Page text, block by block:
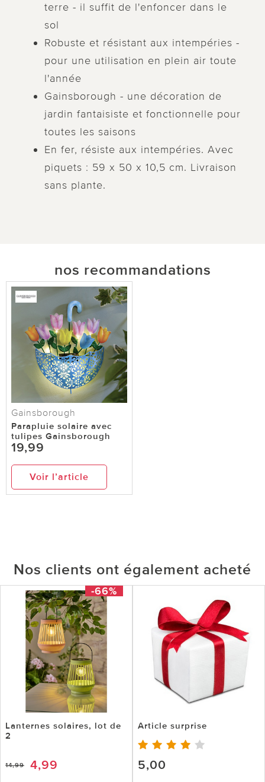
terre - il suffit de l'enfoncer dans le
sol
Robuste et résistant aux intempéries -
pour une utilisation en plein air toute
l'année
Gainsborough - une décoration de
jardin fantaisiste et fonctionnelle pour
toutes les saisons
En fer, résiste aux intempéries. Avec
piquets : 59 x 50 x 10,5 cm. Livraison
sans plante.
nos recommandations
Gainsborough
Parapluie solaire avec
tulipes Gainsborough
19,99
Voir l’article
Nos clients ont également acheté
-66%
Lanternes solaires, lot de
2
14,99 4,99
Article surprise
5,00